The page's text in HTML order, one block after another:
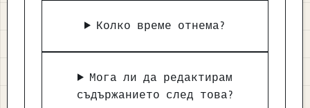
Колко време отнема?
Мога ли да редактирам
съдържанието след това?